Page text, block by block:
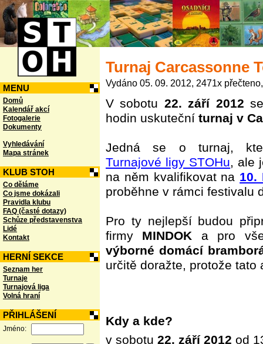
MENU
Domů
Kalendář akcí
Fotogalerie
Dokumenty
Vyhledávání
Mapa stránek
KLUB STOH
Co děláme
Co jsme dokázali
Pravidla klubu
FAQ (časté dotazy)
Schůze představenstva
Lidé
Kontakt
HERNÍ SEKCE
Seznam her
Turnaje
Turnajová liga
Volná hraní
PŘIHLÁŠENÍ
Jméno:
Turnaj Carcassonne
Vydáno 05. 09. 2012, 2471x
V sobotu 22. září 2012
hodin uskuteční turnaj v
Jedná se o turnaj,
Turnajové ligy STOHu, ale
na něm kvalifikovat na 10.
proběhne v rámci festivalu
Pro ty nejlepší budou
firmy MINDOK a pro
výborné domácí
určitě doražte, protože tato
Kdy a kde?
v sobotu 22. září 2012 od